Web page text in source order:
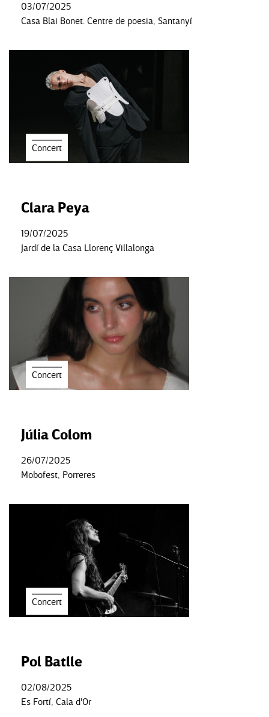
03/07/2025
Casa Blai Bonet. Centre de poesia, Santanyí
Concert
Clara Peya
19/07/2025
Jardí de la Casa Llorenç Villalonga
Concert
Júlia Colom
26/07/2025
Mobofest, Porreres
Concert
Pol Batlle
02/08/2025
Es Fortí, Cala d'Or